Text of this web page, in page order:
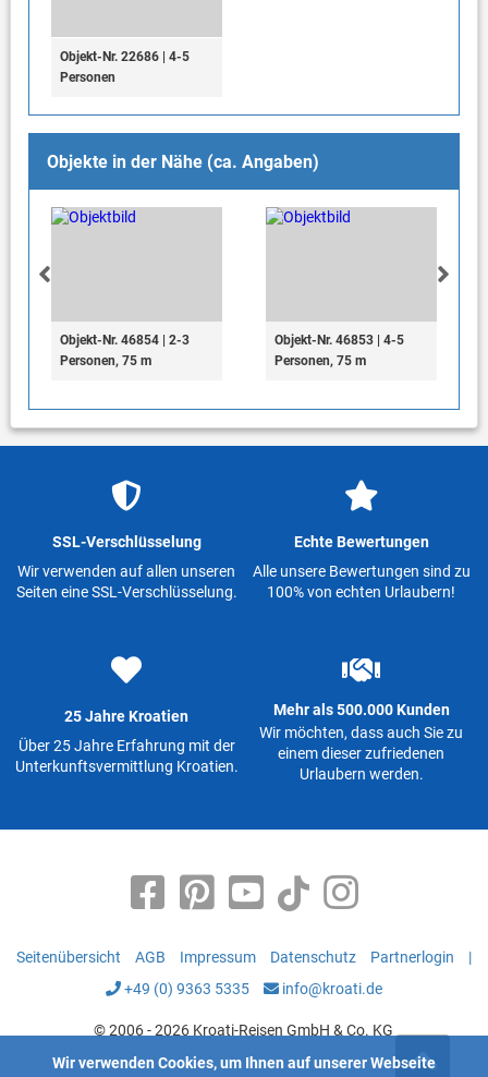
Objekt-Nr. 22686 | 4-5
Personen
Objekte in der Nähe (ca. Angaben)
Objekt-Nr. 46854 | 2-3
Personen, 75 m
Objekt-Nr. 46853 | 4-5
Personen, 75 m
SSL-Verschlüsselung
Wir verwenden auf allen unseren
Seiten eine SSL-Verschlüsselung.
Echte Bewertungen
Alle unsere Bewertungen sind zu
100% von echten Urlaubern!
25 Jahre Kroatien
Über 25 Jahre Erfahrung mit der
Unterkunftsvermittlung Kroatien.
Mehr als 500.000 Kunden
Wir möchten, dass auch Sie zu
einem dieser zufriedenen
Urlaubern werden.
Seitenübersicht AGB Impressum Datenschutz Partnerlogin
|
+49 (0) 9363 5335
info@kroati.de
© 2006 - 2026 Kroati-Reisen GmbH & Co. KG
Wir verwenden Cookies, um Ihnen auf unserer Webseite